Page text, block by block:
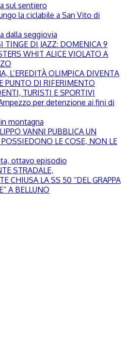
sul sentiero
la ciclabile a San Vito di
dalla seggiovia
TINGE DI JAZZ: DOMENICA 9
WHIT ALICE VIOLATO A
L’EREDITÀ OLIMPICA DIVENTA
PUNTO DI RIFERIMENTO
TURISTI E SPORTIVI
per detenzione ai fini di
montagna
VANNI PUBBLICA UN
LE COSE, NON LE
ottavo episodio
STRADALE,
CHIUSA LA SS 50 “DEL GRAPPA
A BELLUNO